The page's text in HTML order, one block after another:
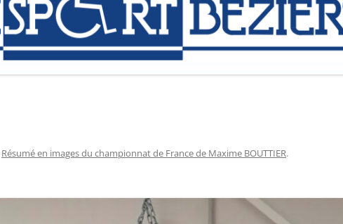
Résumé en images du championnat de France de Maxime BOUTTIER.